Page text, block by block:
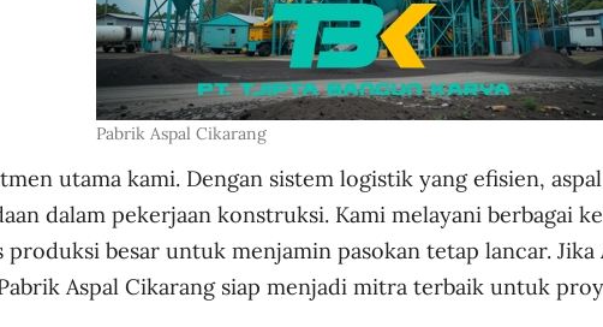
Pabrik Aspal Cikarang
utama kami. Dengan sistem logistik yang efisien,
dalam pekerjaan konstruksi. Kami melayani berbagai
produksi besar untuk menjamin pasokan tetap lancar.
Aspal Cikarang siap menjadi mitra terbaik untuk